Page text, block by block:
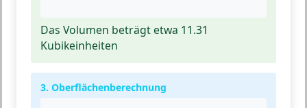
Das Volumen beträgt etwa 11.31
Kubikeinheiten
3. Oberflächenberechnung